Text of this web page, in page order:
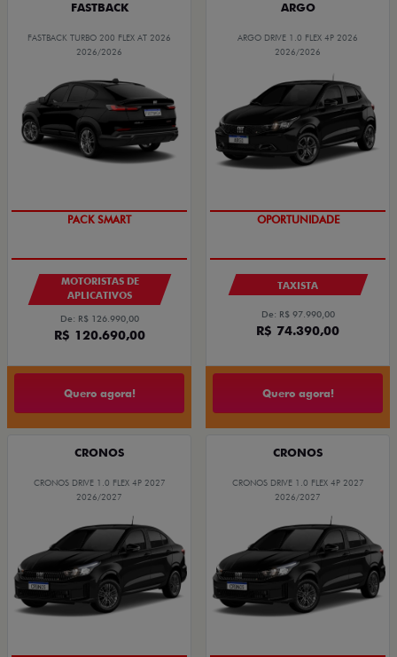
FASTBACK
FASTBACK TURBO 200 FLEX AT 2026
2026/2026
PACK SMART
MOTORISTAS DE
APLICATIVOS
De: R$ 126.990,00
R$ 120.690,00
Quero agora!
ARGO
ARGO DRIVE 1.0 FLEX 4P 2026
2026/2026
OPORTUNIDADE
TAXISTA
De: R$ 97.990,00
R$ 74.390,00
Quero agora!
CRONOS
CRONOS DRIVE 1.0 FLEX 4P 2027
2026/2027
CRONOS
CRONOS DRIVE 1.0 FLEX 4P 2027
2026/2027